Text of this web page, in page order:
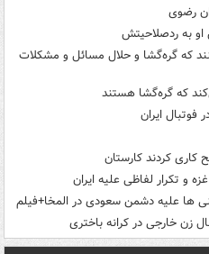
رضوی
او به ردصلاحیتش
که گره‌گشا و حلال مسائل و مشکلات
که گره‌گشا هستند
کاری کردند کارستان
ها علیه دشمن سعودی در المخا+فیلم
زن خارجی در کرانه باختری